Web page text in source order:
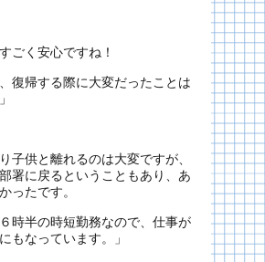
ごく安心ですね！
復帰する際に大変だったことは
り子供と離れるのは大変ですが、
署に戻るということもあり、あ
ったです。
時半の時短勤務なので、仕事が
もなっています。」